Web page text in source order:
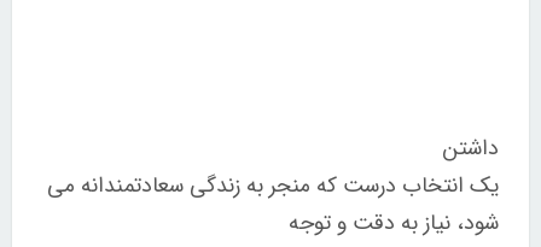
داشتن
یک انتخاب درست که منجر به زندگی سعادتمندانه می
شود، نیاز به دقت و توجه